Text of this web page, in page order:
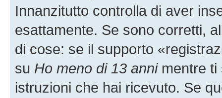
Innanzitutto controlla di aver
esattamente. Se sono corretti,
di cose: se il supporto
su Ho meno di 13 annimentre ti
istruzioni che hai ricevuto. Se